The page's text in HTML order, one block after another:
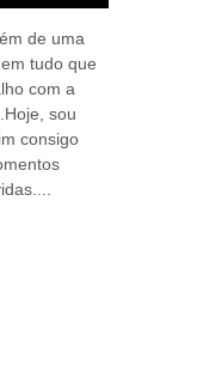
de uma
tudo que
com a
sou
consigo